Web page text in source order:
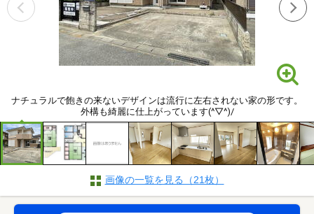
ナチュラルで飽きの来ないデザインは流行に左右されない家の形です。
外構も綺麗に仕上がっています(^▽^)/
画像の一覧を見る（21枚）